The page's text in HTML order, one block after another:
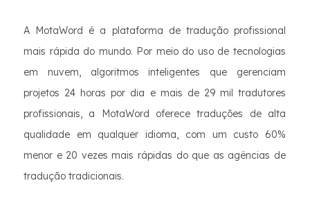
A MotaWord é a plataforma de tradução profissional
mais rápida do mundo. Por meio do uso de tecnologias
em nuvem, algoritmos inteligentes que gerenciam
projetos 24 horas por dia e mais de 29 mil tradutores
profissionais, a MotaWord oferece traduções de alta
qualidade em qualquer idioma, com um custo 60%
menor e 20 vezes mais rápidas do que as agências de
tradução tradicionais.